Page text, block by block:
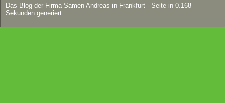
Das Blog der Firma Samen Andreas in Frankfurt - Seite in 0.168
Sekunden generiert